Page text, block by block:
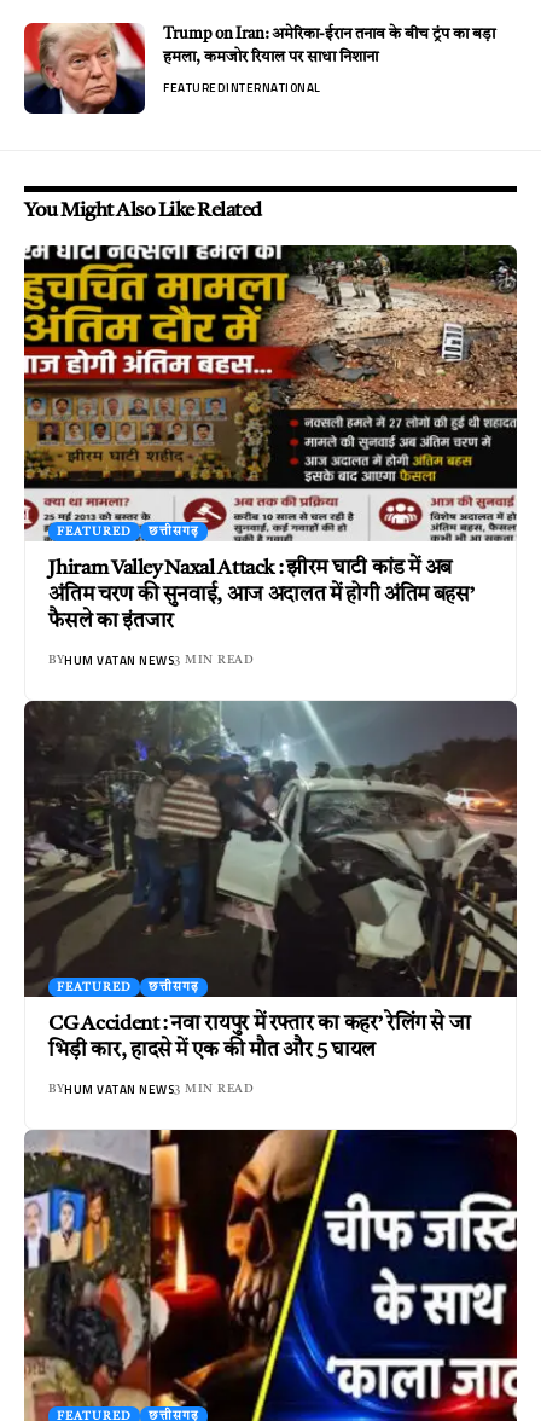
Trump on Iran: अमेरिका-ईरान तनाव के बीच ट्रंप का बड़ा
हमला, कमजोर रियाल पर साधा निशाना
FEATUREDINTERNATIONAL
You Might Also Like Related
FEATURED छत्तीसगढ़
Jhiram Valley Naxal Attack : झीरम घाटी कांड में अब
अंतिम चरण की सुनवाई, आज अदालत में होगी अंतिम बहस’
फैसले का इंतजार
BYHUM VATAN NEWS3 MIN READ
FEATURED छत्तीसगढ़
CG Accident : नवा रायपुर में रफ्तार का कहर’ रेलिंग से जा
भिड़ी कार, हादसे में एक की मौत और 5 घायल
BYHUM VATAN NEWS3 MIN READ
FEATURED छत्तीसगढ़